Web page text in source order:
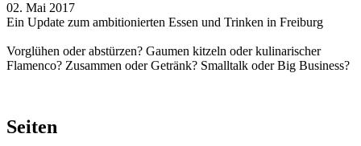
02. Mai 2017
Ein Update zum ambitionierten Essen und Trinken in Freiburg
Vorglühen oder abstürzen? Gaumen kitzeln oder kulinarischer
Flamenco? Zusammen oder Getränk? Smalltalk oder Big Business?
Seiten